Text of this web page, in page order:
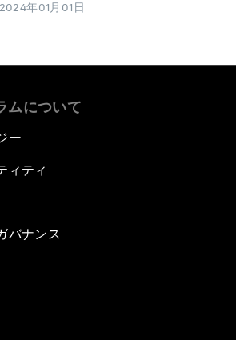
2024年01月01日
ムについて
ー
ィティ
バナンス